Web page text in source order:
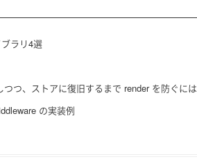
ラリ4選
つ、ストアに復旧するまで render を防ぐには
の実装例